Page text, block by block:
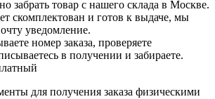
забрать товар с нашего склада в Москве.
скомплектован и готов к выдаче, мы
уведомление.
номер заказа, проверяете
в получении и забираете.
для получения заказа физическими